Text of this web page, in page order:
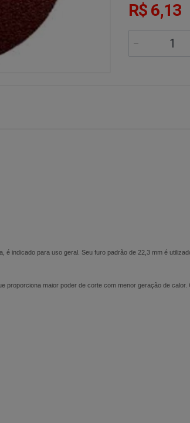
R$ 6,13
indicado para uso geral. Seu furo padrão de 22,3 mm é
proporciona maior poder de corte com menor geração de